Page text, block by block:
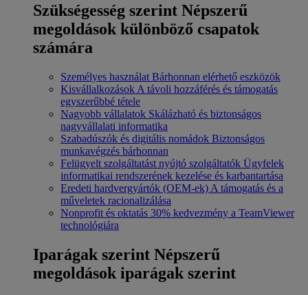
Szükségesség szerint Népszerű
megoldások különböző csapatok
számára
Személyes használat Bárhonnan elérhető eszközök
Kisvállalkozások A távoli hozzáférés és támogatás
egyszerűbbé tétele
Nagyobb vállalatok Skálázható és biztonságos
nagyvállalati informatika
Szabadúszók és digitális nomádok Biztonságos
munkavégzés bárhonnan
Felügyelt szolgáltatást nyújtó szolgáltatók Ügyfelek
informatikai rendszerének kezelése és karbantartása
Eredeti hardvergyártók (OEM-ek) A támogatás és a
műveletek racionalizálása
Nonprofit és oktatás 30% kedvezmény a TeamViewer
technológiára
Iparágak szerint Népszerű
megoldások iparágak szerint